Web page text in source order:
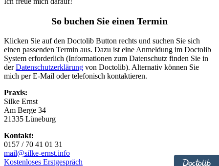
So buchen Sie einen Termin
Klicken Sie auf den Doctolib Button rechts und suchen Sie sich
einen passenden Termin aus. Dazu ist eine Anmeldung im Doctolib
System erforderlich (Informationen zum Datenschutz finden Sie in
derDatenschutzerklärung von Doctolib). Alternativ können Sie
mich per E-Mail oder telefonisch kontaktieren.
Praxis:
Silke Ernst
Am Berge 34
21335 Lüneburg
Kontakt:
0157 / 70 41 01 31
mail@silke-ernst.info
Kostenloses Erstgespräch